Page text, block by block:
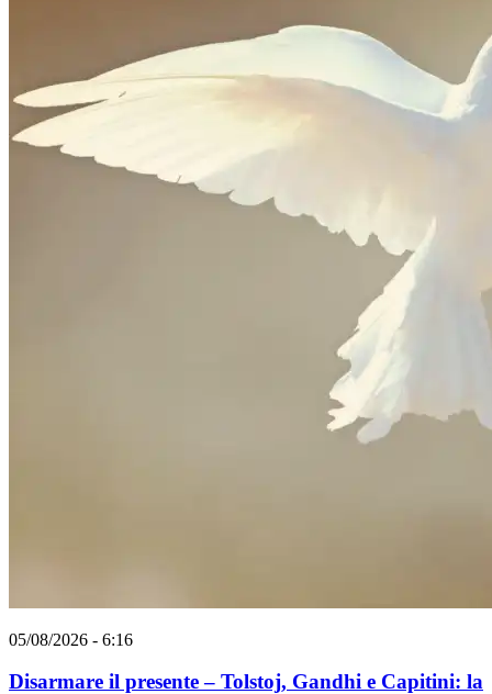
05/08/2026 - 6:16
Disarmare il presente – Tolstoj, Gandhi e Capitini: la